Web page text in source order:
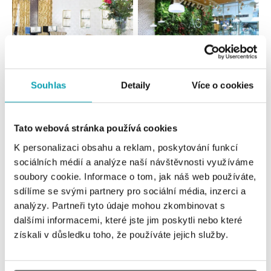
Souhlas Detaily Více o cookies
Tato webová stránka používá cookies
K personalizaci obsahu a reklam, poskytování funkcí
sociálních médií a analýze naší návštěvnosti využíváme
soubory cookie. Informace o tom, jak náš web používáte,
sdílíme se svými partnery pro sociální média, inzerci a
analýzy. Partneři tyto údaje mohou zkombinovat s
dalšími informacemi, které jste jim poskytli nebo které
získali v důsledku toho, že používáte jejich služby.
Všetky Česko Slovensko
ALO diamonds Hilton, Košice
Hlavná 123/1, 040 01 Košice
tel.: +421 911 854 322, +421 917 869 485
dnes otvorené od 10:00
ALOve OC Aupark, Bratislava
Einsteinova 3541/18, 851 01 Bratislava
tel.: +421917090556